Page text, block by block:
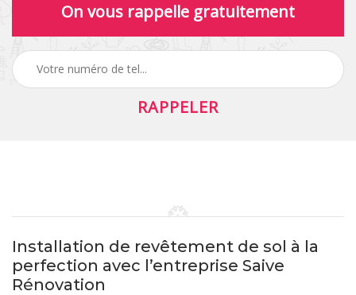
On vous rappelle gratuitement
Installation de revêtement de sol à la
perfection avec l’entreprise Saive
Rénovation